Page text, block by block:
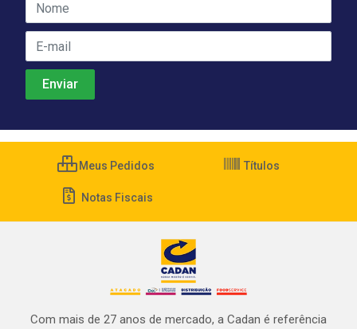
Meus Pedidos Títulos
Notas Fiscais
Com mais de 27 anos de mercado, a Cadan é referência